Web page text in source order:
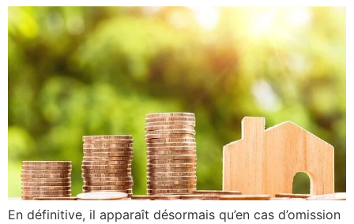
En définitive, il apparaît désormais qu’en cas d’omission